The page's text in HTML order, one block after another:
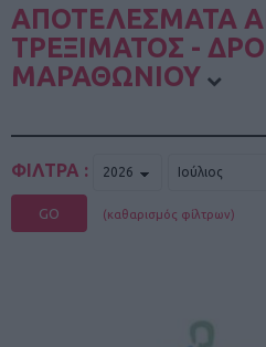
ΑΠΟΤΕΛΕΣΜΑΤΑ
ΤΡΕΞΙΜΑΤΟΣ -
ΜΑΡΑΘΩΝΙΟΥ
ΦΙΛΤΡΑ :
GO (καθαρισμός φίλτρων)